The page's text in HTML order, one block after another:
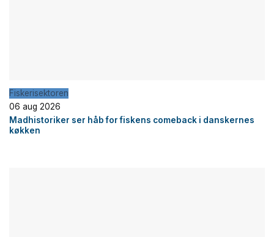
Fiskerisektoren
06 aug 2026
Madhistoriker ser håb for fiskens comeback i danskernes
køkken